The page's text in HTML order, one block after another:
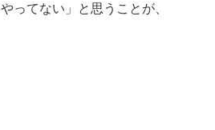
ってない」と思うことが、